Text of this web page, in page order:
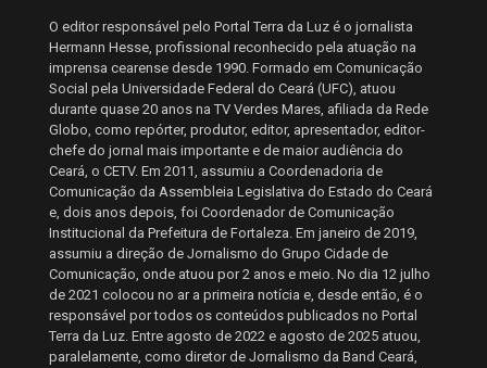
O editor responsável pelo Portal Terra da Luz é o jornalista
Hermann Hesse, profissional reconhecido pela atuação na
imprensa cearense desde 1990. Formado em Comunicação
Social pela Universidade Federal do Ceará (UFC), atuou
durante quase 20 anos na TV Verdes Mares, afiliada da Rede
Globo, como repórter, produtor, editor, apresentador, editor-
chefe do jornal mais importante e de maior audiência do
Ceará, o CETV. Em 2011, assumiu a Coordenadoria de
Comunicação da Assembleia Legislativa do Estado do Ceará
e, dois anos depois, foi Coordenador de Comunicação
Institucional da Prefeitura de Fortaleza. Em janeiro de 2019,
assumiu a direção de Jornalismo do Grupo Cidade de
Comunicação, onde atuou por 2 anos e meio. No dia 12 julho
de 2021 colocou no ar a primeira notícia e, desde então, é o
responsável por todos os conteúdos publicados no Portal
Terra da Luz. Entre agosto de 2022 e agosto de 2025 atuou,
paralelamente, como diretor de Jornalismo da Band Ceará,